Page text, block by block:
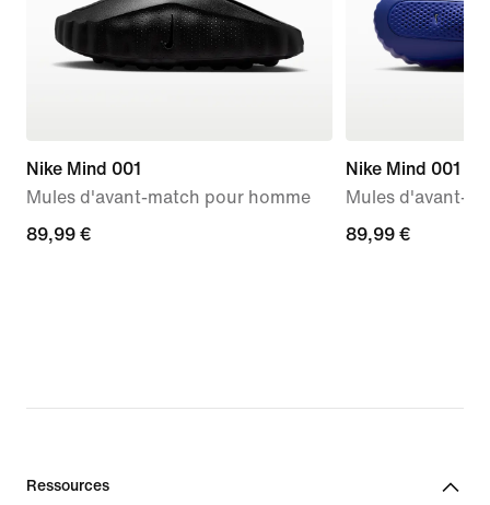
Nike Mind 001
Mules d'avant-match pour homme
89,99 €
89,99 €
Nike Mind 001
Mules d'avant-
89,99 €
89,99 €
Ressources